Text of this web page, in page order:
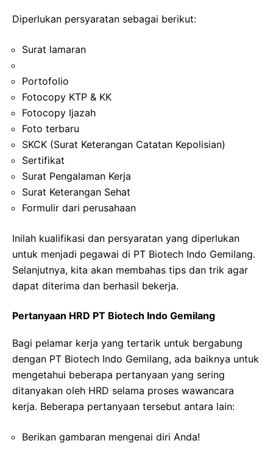
Diperlukan persyaratan sebagai berikut:
Surat lamaran
Portofolio
Fotocopy KTP & KK
Fotocopy Ijazah
Foto terbaru
SKCK (Surat Keterangan Catatan Kepolisian)
Sertifikat
Surat Pengalaman Kerja
Surat Keterangan Sehat
Formulir dari perusahaan
Inilah kualifikasi dan persyaratan yang diperlukan
untuk menjadi pegawai di PT Biotech Indo Gemilang.
Selanjutnya, kita akan membahas tips dan trik agar
dapat diterima dan berhasil bekerja.
Pertanyaan HRD PT Biotech Indo Gemilang
Bagi pelamar kerja yang tertarik untuk bergabung
dengan PT Biotech Indo Gemilang, ada baiknya untuk
mengetahui beberapa pertanyaan yang sering
ditanyakan oleh HRD selama proses wawancara
kerja. Beberapa pertanyaan tersebut antara lain:
Berikan gambaran mengenai diri Anda!